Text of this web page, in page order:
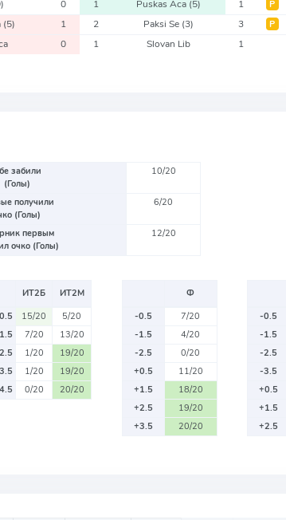
0 1 Puskas Aca (5) 1 Р
(5) 1 2 Paksi Se (3) 3 Р
0 1 Slovan Lib 1
забили
(Голы)
10/20
получили
(Голы)
6/20
первым
очко (Голы)
12/20
ИТ2Б
ИТ2М
0.5
15/20
5/20
1.5
7/20
13/20
2.5
1/20
19/20
3.5
1/20
19/20
4.5
0/20 20/20
Ф
-0.5
7/20
-1.5
4/20
-2.5
0/20
+0.5
11/20
+1.5
18/20
+2.5
19/20
+3.5
20/20
-0.5
-1.5
-2.5
-3.5
+0.5
+1.5
+2.5